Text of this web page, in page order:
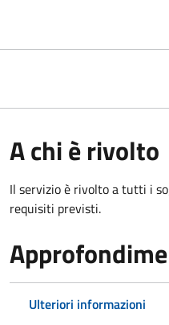
A chi è rivolto
Il servizio è rivolto a tutti i
requisiti previsti.
Ulteriori informazioni